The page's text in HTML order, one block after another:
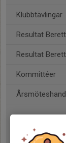
Klubbtävlingar
Resultat
Resultat
Kommittéer